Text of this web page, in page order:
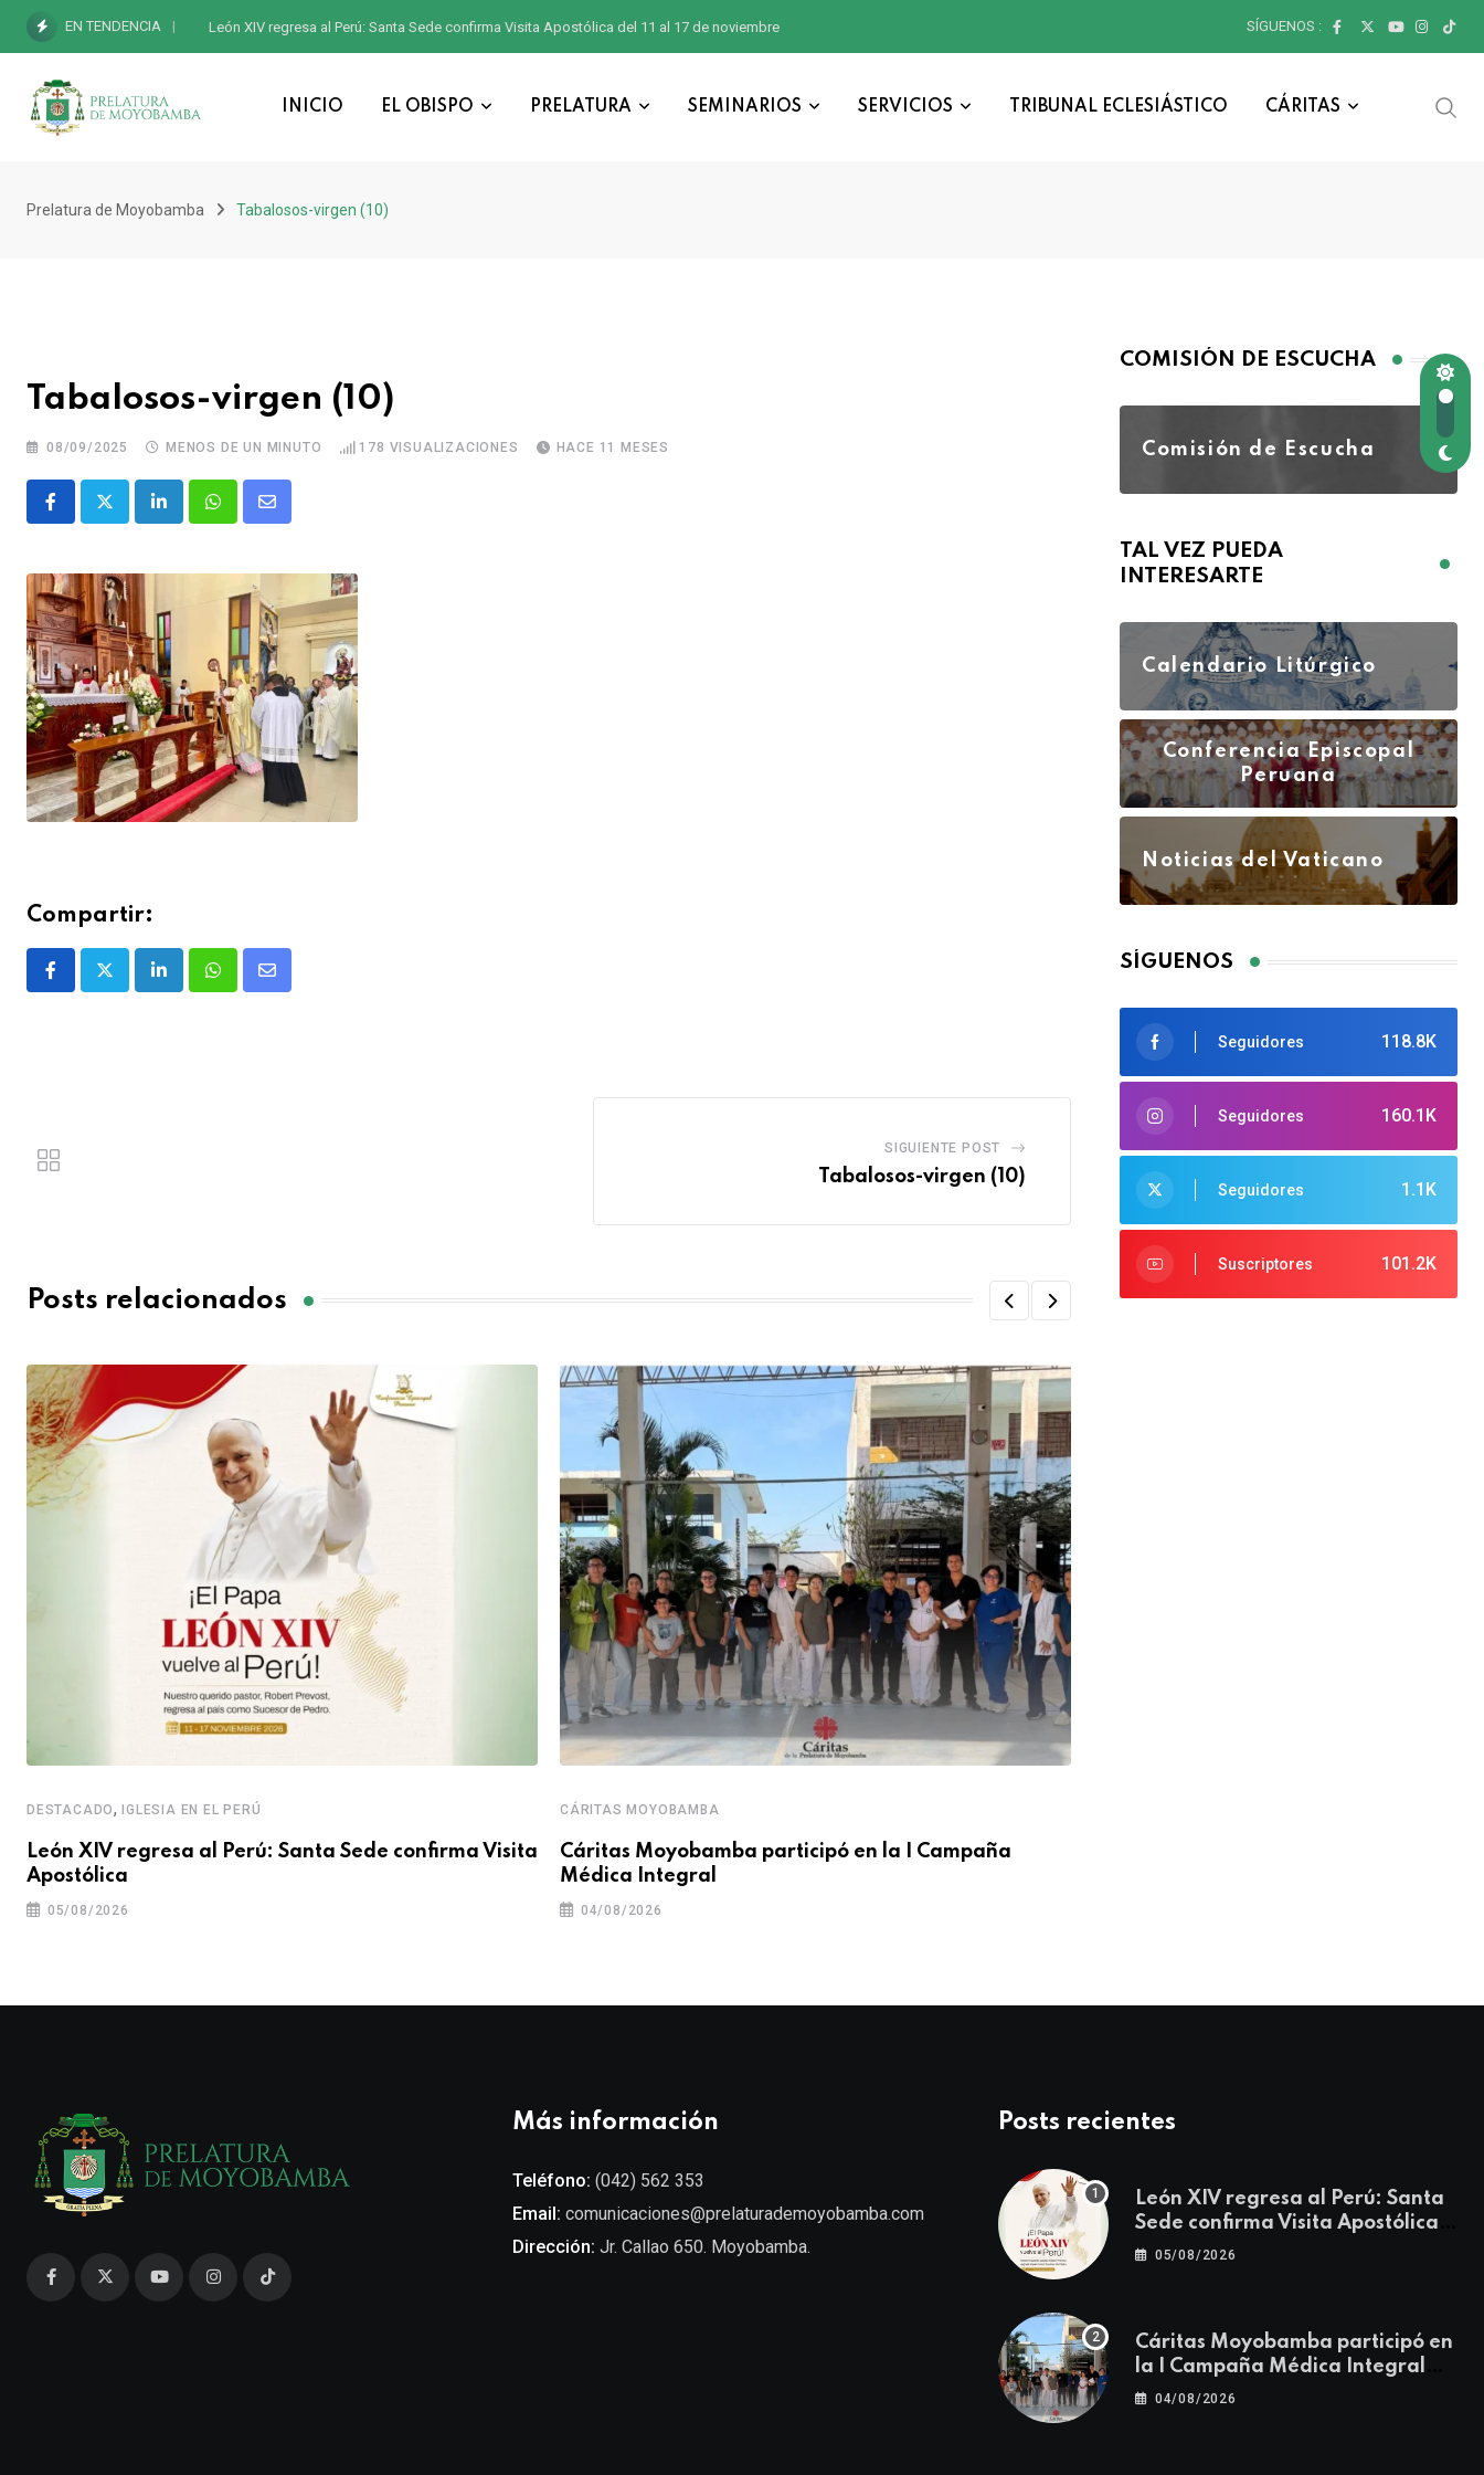
EN TENDENCIA León XIV regresa al Perú: Santa Sede confirma Visita Apostólica del 11 al 17 de noviembre SÍGUENOS :
INICIO EL OBISPO PRELATURA SEMINARIOS SERVICIOS TRIBUNAL ECLESIÁSTICO CÁRITAS
Prelatura de Moyobamba Tabalosos-virgen (10)
Tabalosos-virgen (10)
08/09/2025 MENOS DE UN MINUTO 178 VISUALIZACIONES HACE 11 MESES
Compartir:
SIGUIENTE POST
Tabalosos-virgen (10)
Posts relacionados
DESTACADO,IGLESIA EN EL PERÚ
León XIV regresa al Perú: Santa Sede confirma Visita
Apostólica
05/08/2026
CÁRITAS MOYOBAMBA
Cáritas Moyobamba participó en la I Campaña
Médica Integral
04/08/2026
COMISIÓN DE ESCUCHA
Comisión de Escucha
TAL VEZ PUEDA
INTERESARTE
Calendario Litúrgico
Conferencia Episcopal
Peruana
Noticias del Vaticano
SÍGUENOS
118.8K
Seguidores
160.1K
Seguidores
1.1K
Seguidores
101.2K
Suscriptores
Más información
Teléfono: (042) 562 353
Email: comunicaciones@prelaturademoyobamba.com
Dirección: Jr. Callao 650. Moyobamba.
Posts recientes
León XIV regresa al Perú: Santa
Sede confirma Visita Apostólica
del 11 al 17 de noviembre
05/08/2026
Cáritas Moyobamba participó en
la I Campaña Médica Integral
Gratuita llevando salud y
04/08/2026